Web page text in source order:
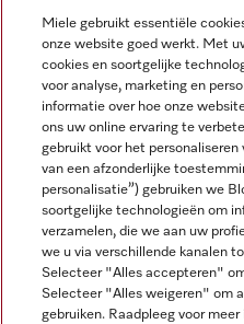
Wettelijke Informatie
Algemene voorwaarden
Privacybeleid
Miele op Facebook
Miele op Youtube
Miele opMiele op
Miele gebruikt essentiële
onze website goed werkt. Met
cookies en soortgelijke
voor analyse, marketing en
informatie over hoe onze
ons uw online ervaring te
gebruikt voor het
van een afzonderlijke
personalisatie”) gebruiken we
soortgelijke technologieën om
verzamelen, die we aan uw
we u via verschillende kanalen
Selecteer "Alles accepteren"
Selecteer "Alles weigeren" om
gebruiken. Raadpleeg voor